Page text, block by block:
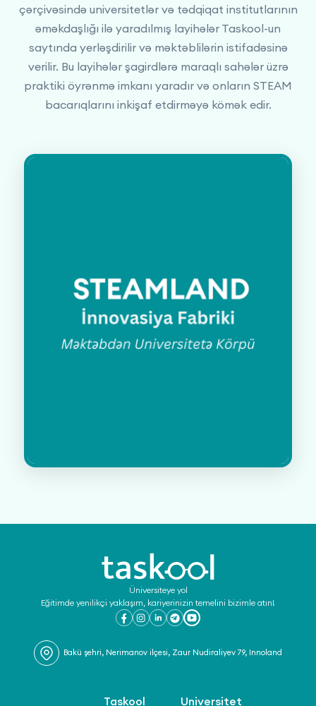
çərçivəsində universitetlər və tədqiqat institutlarının
əməkdaşlığı ilə yaradılmış layihələr Taskool-un
saytında yerləşdirilir və məktəblilərin istifadəsinə
verilir. Bu layihələr şagirdlərə maraqlı sahələr üzrə
praktiki öyrənmə imkanı yaradır və onların STEAM
bacarıqlarını inkişaf etdirməyə kömək edir.
Üniversiteye yol
Eğitimde yenilikçi yaklaşım, kariyerinizin temelini bizimle atın!
Bakü şehri, Nerimanov ilçesi, Zaur Nudiraliyev 79, Innoland
Taskool Universitet